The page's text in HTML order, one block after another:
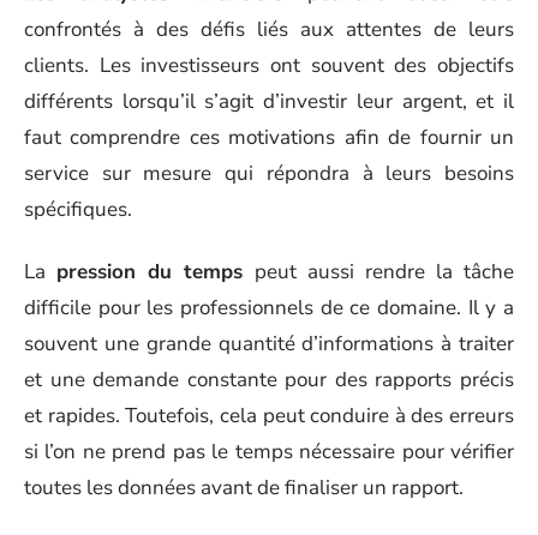
confrontés à des défis liés aux attentes de leurs
clients. Les investisseurs ont souvent des objectifs
différents lorsqu’il s’agit d’investir leur argent, et il
faut comprendre ces motivations afin de fournir un
service sur mesure qui répondra à leurs besoins
spécifiques.
La pression du temps peut aussi rendre la tâche
difficile pour les professionnels de ce domaine. Il y a
souvent une grande quantité d’informations à traiter
et une demande constante pour des rapports précis
et rapides. Toutefois, cela peut conduire à des erreurs
si l’on ne prend pas le temps nécessaire pour vérifier
toutes les données avant de finaliser un rapport.